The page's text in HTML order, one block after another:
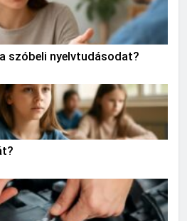
szóbeli nyelvtudásodat?